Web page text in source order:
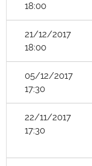
18:00
21/12/2017
18:00
05/12/2017
17:30
22/11/2017
17:30